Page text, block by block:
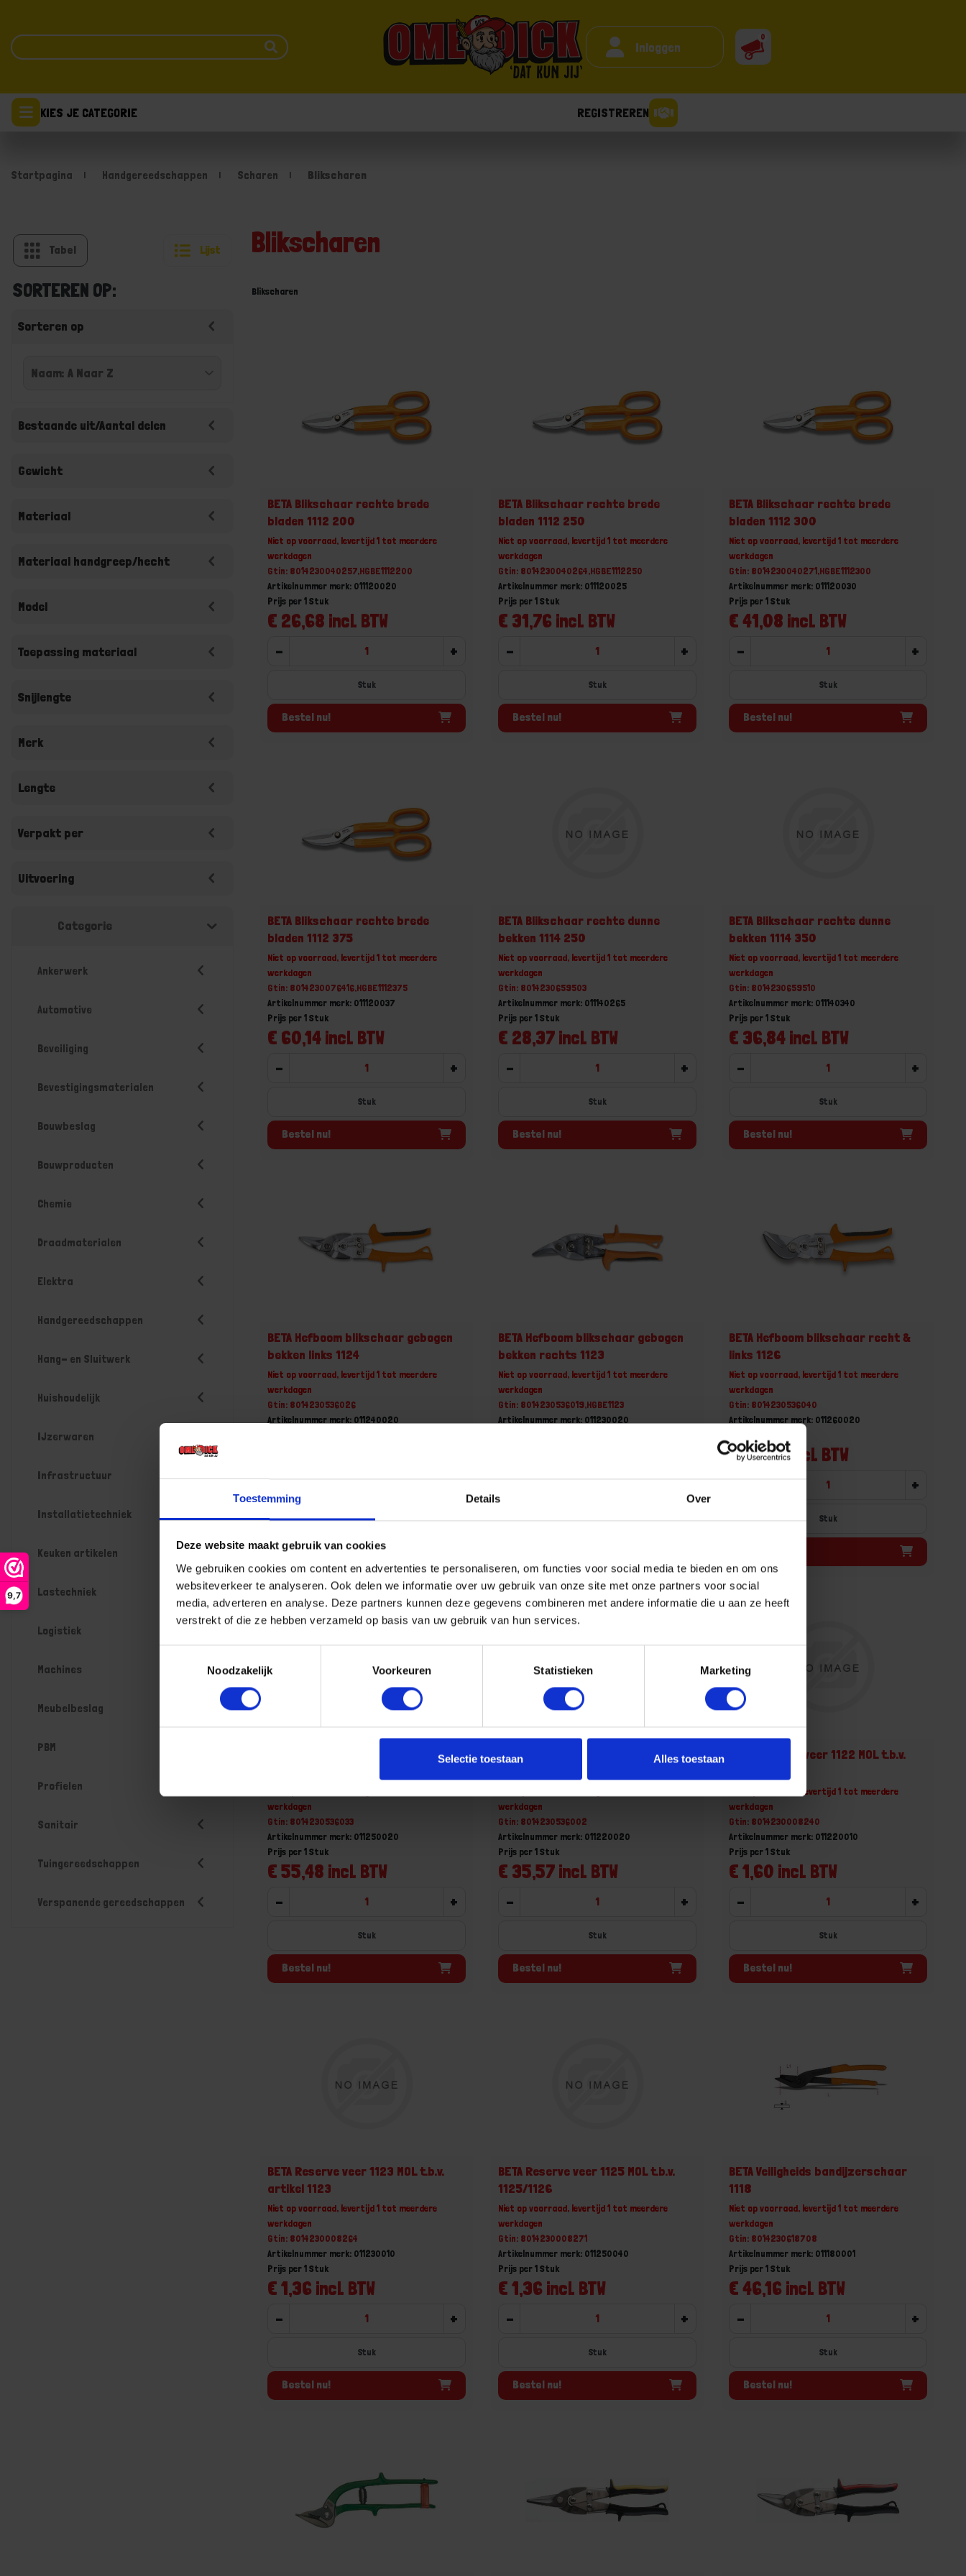
Toestemming Details Over
Deze website maakt gebruik van cookies
We gebruiken cookies om content en advertenties te personaliseren, om functies voor social media te bieden en om ons
websiteverkeer te analyseren. Ook delen we informatie over uw gebruik van onze site met onze partners voor social
media, adverteren en analyse. Deze partners kunnen deze gegevens combineren met andere informatie die u aan ze heeft
verstrekt of die ze hebben verzameld op basis van uw gebruik van hun services.
Noodzakelijk
Voorkeuren Statistieken Marketing
Selectie toestaan Alles toestaan
9,7
Inloggen
0
KIES JE CATEGORIE REGISTREREN
Startpagina Handgereedschappen Scharen Blikscharen
Tabel Lijst
SORTEREN OP:
Sorteren op
Bestaande uit/Aantal delen
Gewicht
Materiaal
Materiaal handgreep/hecht
Model
Toepassing materiaal
Snijlengte
Merk
Lengte
Verpakt per
Uitvoering
Categorie
Ankerwerk
Automotive
Beveiliging
Bevestigingsmaterialen
Bouwbeslag
Bouwproducten
Chemie
Draadmaterialen
Elektra
Handgereedschappen
Hang- en Sluitwerk
Huishoudelijk
IJzerwaren
Infrastructuur
Installatietechniek
Keuken artikelen
Lastechniek
Logistiek
Machines
Meubelbeslag
PBM
Profielen
Sanitair
Tuingereedschappen
Verspanende gereedschappen
Blikscharen
Blikscharen
BETA Blikschaar rechte brede
bladen 1112 200
Niet op voorraad, levertijd 1 tot meerdere
werkdagen
Gtin: 8014230040257,HGBE1112200
Artikelnummer merk: 011120020
€ 26,68 incl. BTW
Prijs per 1 Stuk
- +
Stuk
Bestel nu!
BETA Blikschaar rechte brede
bladen 1112 250
Niet op voorraad, levertijd 1 tot meerdere
werkdagen
Gtin: 8014230040264,HGBE1112250
Artikelnummer merk: 011120025
€ 31,76 incl. BTW
Prijs per 1 Stuk
- +
Stuk
Bestel nu!
BETA Blikschaar rechte brede
bladen 1112 300
Niet op voorraad, levertijd 1 tot meerdere
werkdagen
Gtin: 8014230040271,HGBE1112300
Artikelnummer merk: 011120030
€ 41,08 incl. BTW
Prijs per 1 Stuk
- +
Stuk
Bestel nu!
BETA Blikschaar rechte brede
bladen 1112 375
Niet op voorraad, levertijd 1 tot meerdere
werkdagen
Gtin: 8014230076416,HGBE1112375
Artikelnummer merk: 011120037
€ 60,14 incl. BTW
Prijs per 1 Stuk
- +
Stuk
Bestel nu!
BETA Blikschaar rechte dunne
bekken 1114 250
Niet op voorraad, levertijd 1 tot meerdere
werkdagen
Gtin: 8014230659503
Artikelnummer merk: 011140265
€ 28,37 incl. BTW
Prijs per 1 Stuk
- +
Stuk
Bestel nu!
BETA Blikschaar rechte dunne
bekken 1114 350
Niet op voorraad, levertijd 1 tot meerdere
werkdagen
Gtin: 8014230659510
Artikelnummer merk: 011140340
€ 36,84 incl. BTW
Prijs per 1 Stuk
- +
Stuk
Bestel nu!
BETA Hefboom blikschaar gebogen
bekken links 1124
Niet op voorraad, levertijd 1 tot meerdere
werkdagen
Gtin: 8014230536026
Artikelnummer merk: 011240020
- +
Stuk
Bestel nu!
BETA Hefboom blikschaar gebogen
bekken rechts 1123
Niet op voorraad, levertijd 1 tot meerdere
werkdagen
Gtin: 8014230536019,HGBE1123
Artikelnummer merk: 011230020
- +
Stuk
BETA Hefboom blikschaar recht &
links 1126
Niet op voorraad, levertijd 1 tot meerdere
werkdagen
Gtin: 8014230536040
Artikelnummer merk: 011260020
€ 55,48 incl. BTW
- +
Stuk
BETA Hefboom blikschaar recht &
werkdagen
Gtin: 8014230536033
Artikelnummer merk: 011250020
€ 55,48 incl. BTW
Prijs per 1 Stuk
- +
Stuk
Bestel nu!
BETA Hefboom blikschaar rechte
werkdagen
Gtin: 8014230536002
Artikelnummer merk: 011220020
€ 35,57 incl. BTW
Prijs per 1 Stuk
- +
Stuk
Bestel nu!
BETA Reserve veer 1122 MOL t.b.v.
Niet op voorraad, levertijd 1 tot meerdere
werkdagen
Gtin: 8014230008240
Artikelnummer merk: 011220010
€ 1,60 incl. BTW
Prijs per 1 Stuk
- +
Stuk
Bestel nu!
BETA Reserve veer 1123 MOL t.b.v.
artikel 1123
Niet op voorraad, levertijd 1 tot meerdere
werkdagen
Gtin: 8014230008264
Artikelnummer merk: 011230010
€ 1,36 incl. BTW
Prijs per 1 Stuk
- +
Stuk
Bestel nu!
BETA Reserve veer 1125 MOL t.b.v.
1125/1126
Niet op voorraad, levertijd 1 tot meerdere
werkdagen
Gtin: 8014230008271
Artikelnummer merk: 011250040
€ 1,36 incl. BTW
Prijs per 1 Stuk
- +
Stuk
Bestel nu!
BETA Veiligheids bandijzerschaar
1118
Niet op voorraad, levertijd 1 tot meerdere
werkdagen
Gtin: 8014230618708
Artikelnummer merk: 011180001
€ 46,16 incl. BTW
Prijs per 1 Stuk
- +
Stuk
Bestel nu!